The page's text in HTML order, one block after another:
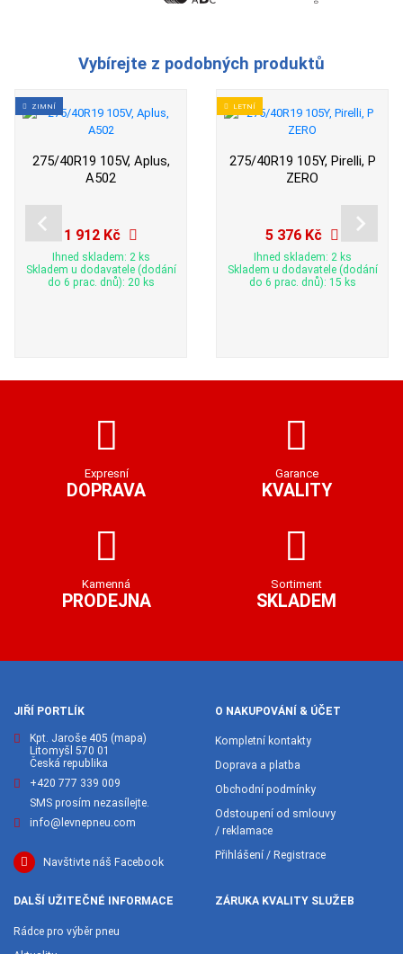
Vybírejte z podobných produktů
ZIMNÍ
275/40R19 105V, Aplus,
A502
1 912 Kč
Ihned skladem: 2 ks
Skladem u dodavatele (dodání
do 6 prac. dnů): 20 ks
LETNÍ
275/40R19 105Y, Pirelli, P
ZERO
5 376 Kč
Ihned skladem: 2 ks
Skladem u dodavatele (dodání
do 6 prac. dnů): 15 ks
Expresní
DOPRAVA
Garance
KVALITY
Kamenná
PRODEJNA
Sortiment
SKLADEM
JIŘÍ PORTLÍK
Kpt. Jaroše 405 (mapa)
Litomyšl 570 01
Česká republika
+420 777 339 009
SMS prosím nezasílejte.
info@levnepneu.com
Navštivte náš Facebook
O NAKUPOVÁNÍ & ÚČET
Kompletní kontakty
Doprava a platba
Obchodní podmínky
Odstoupení od smlouvy
/ reklamace
Přihlášení / Registrace
DALŠÍ UŽITEČNÉ INFORMACE
Rádce pro výběr pneu
ZÁRUKA KVALITY SLUŽEB